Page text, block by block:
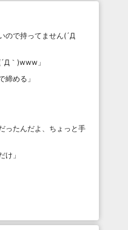
ので持ってません(´Д
｀)www 」
締める 」
ったんだよ、ちょっと手
け 」